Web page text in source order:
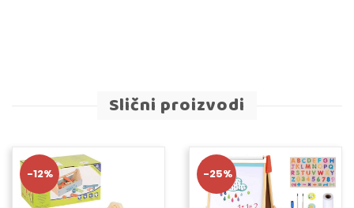
Slični proizvodi
-12% -25%